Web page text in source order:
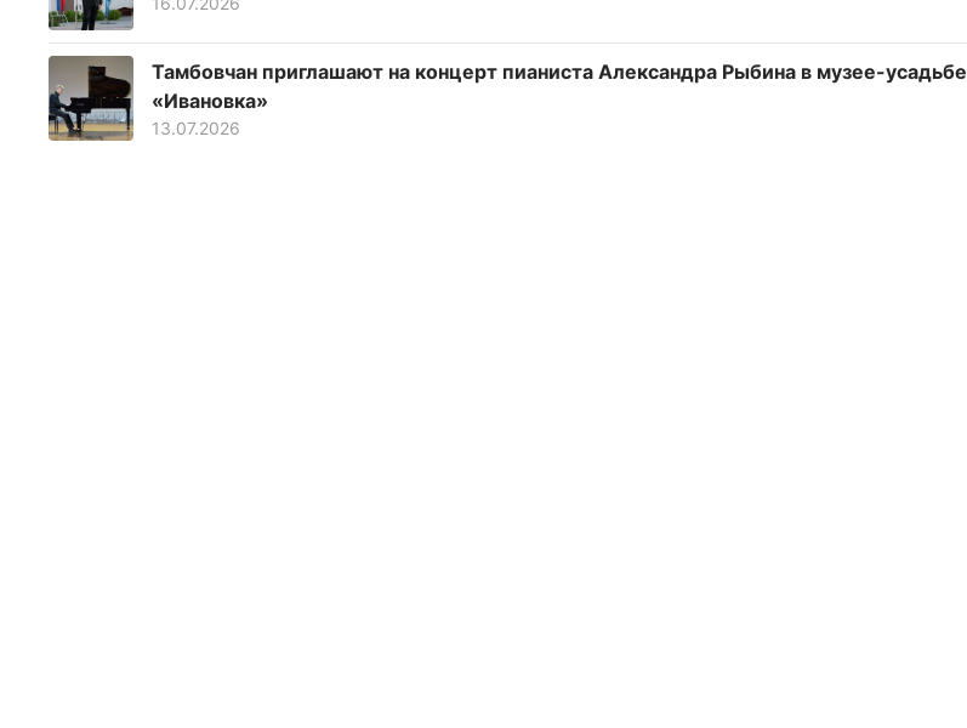
Тамбовчан приглашают на концерт пианиста Александра Рыбина в музее-усадьбе
«Ивановка»
13.07.2026